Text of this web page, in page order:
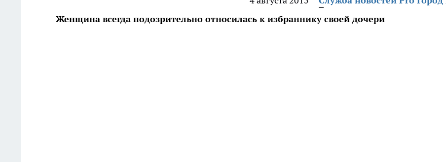
Женщина всегда подозрительно относилась к избраннику своей дочери